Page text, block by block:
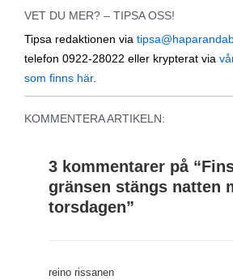
VET DU MER? – TIPSA OSS!
Tipsa redaktionen via
telefon 0922-28022 eller krypterat via
som finns här.
KOMMENTERA ARTIKELN:
3 kommentarer på “
gränsen stängs natten
torsdagen”
reino rissanen